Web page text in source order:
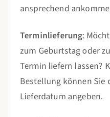
ansprechend
Terminlieferung:
zum Geburtstag oder
Termin liefern lassen?
Bestellung können Sie
Lieferdatum angeben.